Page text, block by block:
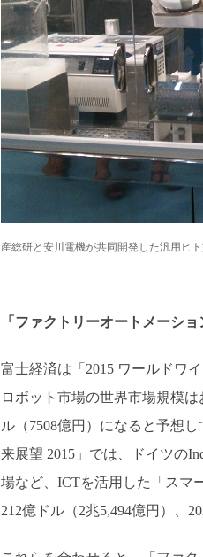
産総研と安川電機が共同開発した 汎用ヒ
「ファクトリーオートメーシ
富士経済は「2015 ワールドワ
ロボット市場の世界市場規模
ル（7508億円）になると予想
来展望 2015」では、ドイツの
場など、ICTを活用した「スマ
212億ドル（2兆5,494億円）、